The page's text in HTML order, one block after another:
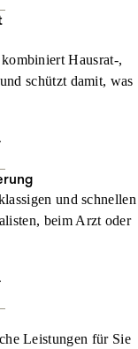
Hausrat-,
schützt damit, was
und schnellen
beim Arzt oder
Leistungen für Sie